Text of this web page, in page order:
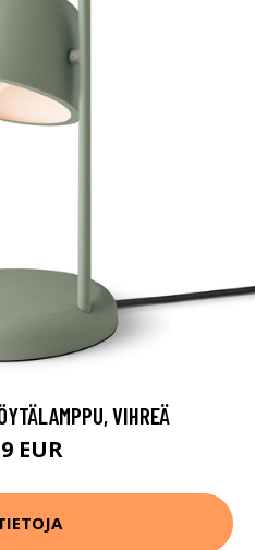
VIHREÄ
EUR